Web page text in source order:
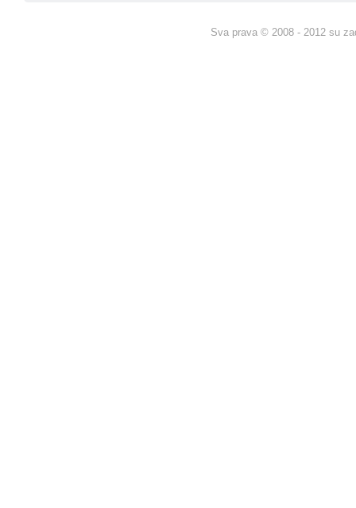
Sva prava © 2008 - 2012 su